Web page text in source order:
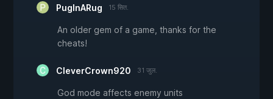
PugInARug 15 सित.
An older gem of a game, thanks for the
cheats!
CleverCrown920 31 जुल.
God mode affects enemy units